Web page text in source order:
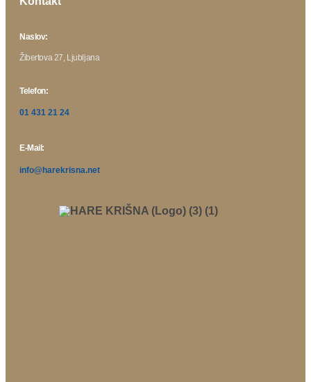
Naslov:
Žibertova 27, Ljubljana
Telefon:
01 431 21 24
E-Mail:
info@harekrisna.net